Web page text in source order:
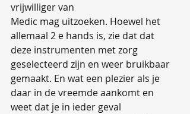
vrijwilliger van
Medic mag uitzoeken. Hoewel het
allemaal 2 e hands is, zie dat dat
deze instrumenten met zorg
geselecteerd zijn en weer bruikbaar
gemaakt. En wat een plezier als je
daar in de vreemde aankomt en
weet dat je in ieder geval